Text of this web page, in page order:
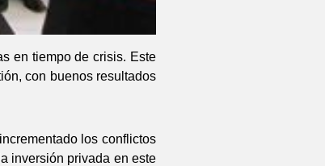
en tiempo de crisis. Este
con buenos resultados
los conflictos
inversión privada en este